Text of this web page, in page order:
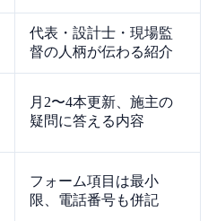
代表・設計士・現場監
督の人柄が伝わる紹介
月2〜4本更新、施主の
疑問に答える内容
フォーム項目は最小
限、電話番号も併記